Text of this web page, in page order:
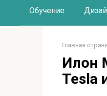
Обучение
Главная
Илон
Tesla